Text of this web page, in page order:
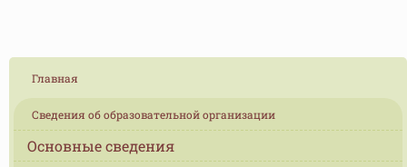
Главная
Сведения об образовательной организации
Основные сведения